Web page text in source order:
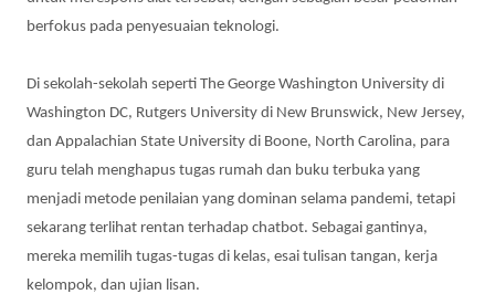
berfokus pada penyesuaian teknologi.
Di sekolah-sekolah seperti The George Washington University di
Washington DC, Rutgers University di New Brunswick, New Jersey,
dan Appalachian State University di Boone, North Carolina, para
guru telah menghapus tugas rumah dan buku terbuka yang
menjadi metode penilaian yang dominan selama pandemi, tetapi
sekarang terlihat rentan terhadap chatbot. Sebagai gantinya,
mereka memilih tugas-tugas di kelas, esai tulisan tangan, kerja
kelompok, dan ujian lisan.